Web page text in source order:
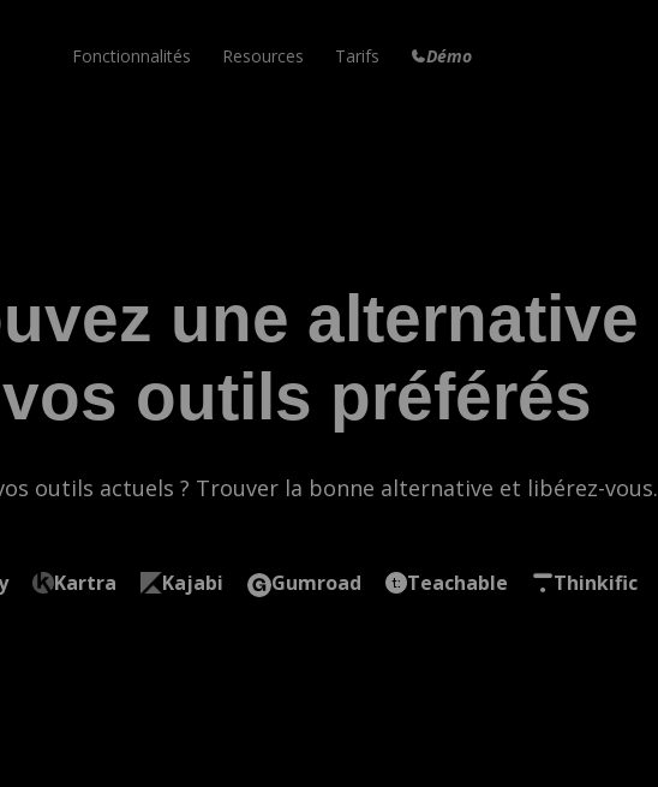
Fonctionnalités
Votre propre blog Pour toutes vos ventes
Site internet Espace de travail
Collaborez à plusieurs
Communauté Peach Nouveau!
Votre agent IA personnel
Resources
Dernières mises à jour
Blog
Astuces et tutoriels
Tarifs Démo
une alternative
outils préférés
outils actuels ? Trouver la bonne alternative et libérez-vous.
Kartra Kajabi Gumroad Teachable Thinkific